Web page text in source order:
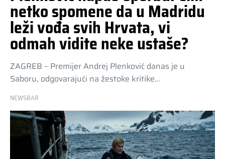
netko spomene da u Madridu
leži vođa svih Hrvata, vi
odmah vidite neke ustaše?
ZAGREB – Premijer Andrej Plenković danas je u
Saboru, odgovarajući na žestoke kritike…
NEWSBAR